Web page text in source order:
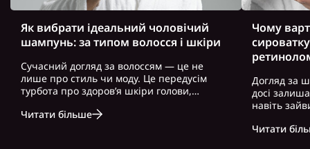
Як вибрати ідеальний чоловічий
шампунь: за типом волосся і шкіри
Сучасний догляд за волоссям — це не
лише про стиль чи моду. Це передусім
турбота про здоров’я шкіри голови,
актуально для чоловіків, які часто
Читати більше
Чому
Догляд за
досі
навіть
косметику.
Читати